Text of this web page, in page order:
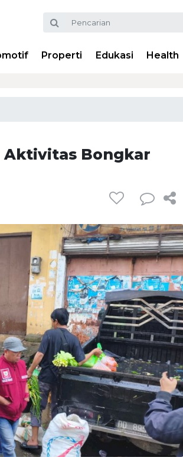
Properti Edukasi Health
Aktivitas Bongkar